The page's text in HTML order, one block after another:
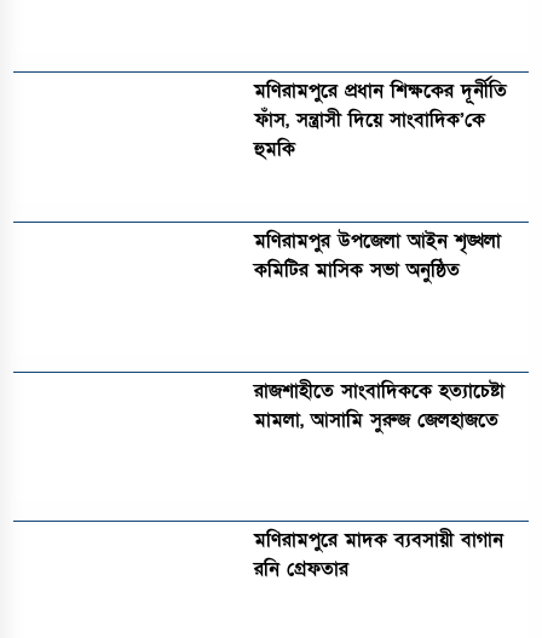
মণিরামপুরে প্রধান শিক্ষকের দূর্নীতি
ফাঁস, সন্ত্রাসী দিয়ে সাংবাদিক’কে
হুমকি
মণিরামপুর উপজেলা আইন শৃঙ্খলা
কমিটির মাসিক সভা অনুষ্ঠিত‎‎
রাজশাহীতে সাংবাদিককে হত্যাচেষ্টা
মামলা, আসামি সুরুজ জেলহাজতে
মণিরামপুরে মাদক ব্যবসায়ী বাগান
রনি গ্রেফতার